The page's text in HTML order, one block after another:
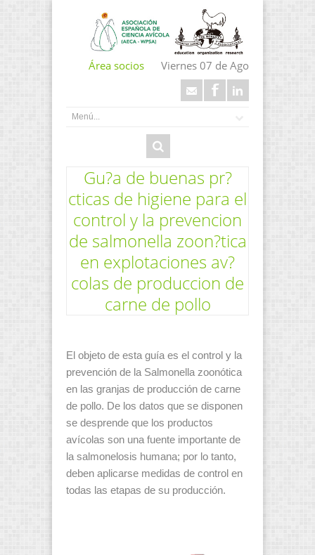
Área socios Viernes 07 de Ago
Gu?a de buenas pr?
cticas de higiene para el
control y la prevencion
de salmonella zoon?tica
en explotaciones av?
colas de produccion de
carne de pollo
El objeto de esta guía es el control y la
prevención de la Salmonella zoonótica
en las granjas de producción de carne
de pollo. De los datos que se disponen
se desprende que los productos
avícolas son una fuente importante de
la salmonelosis humana; por lo tanto,
deben aplicarse medidas de control en
todas las etapas de su producción.